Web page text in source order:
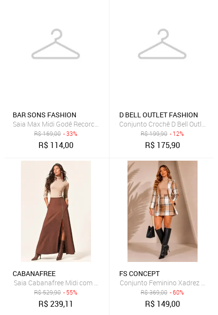
BAR SONS FASHION
Saia Max Midi Godê Recorco Assimetrico Cintura Alta em Linho
R$169,00 - 33%
R$ 114,00
D BELL OUTLET FASHION
Conjunto Crochê D Bell Outlet
R$199,90 - 12%
R$ 175,90
CABANAFREE
Saia Cabanafree Midi com Zíper Marrom
R$529,90 - 55%
R$239,11
FS CONCEPT
Conjunto Feminino Xadrez
R$369,00 - 60%
R$ 149,00